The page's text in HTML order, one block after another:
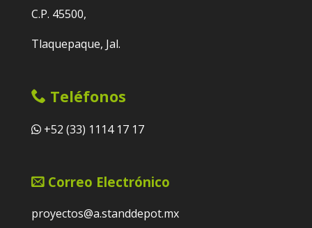
C.P. 45500,
Tlaquepaque, Jal.
Teléfonos
+52 (33) 1114 17 17
Correo Electrónico
proyectos@a.standdepot.mx